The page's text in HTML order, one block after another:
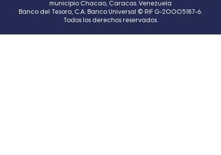
municipio Chacao, Caracas. Venezuela
Banco del Tesoro, C.A. Banco Universal © RIF G-20005187-6.
Todos los derechos reservados.